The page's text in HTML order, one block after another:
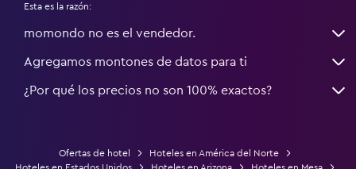
Esta es la razón:
momondo no es el vendedor.
Agregamos montones de datos para ti
¿Por qué los precios no son 100% exactos?
Ofertas de hotel
Hoteles en América del Norte